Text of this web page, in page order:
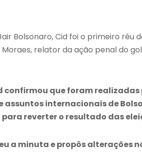
Bolsonaro, Cid foi o primeiro réu
relator da ação penal do
confirmou que foram realizadas
assuntos internacionais de
reverter o resultado das
a minuta e propôs alterações